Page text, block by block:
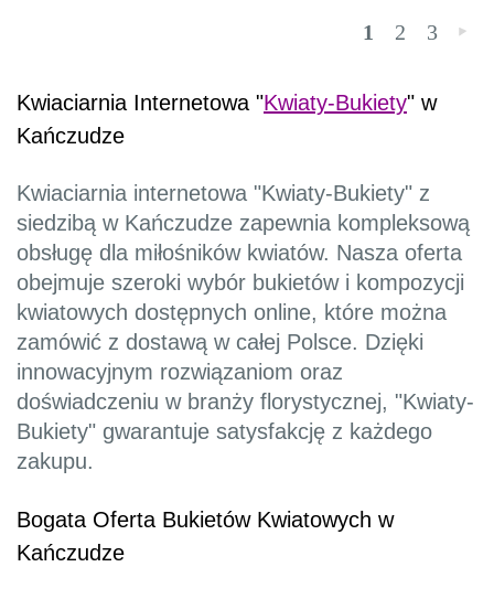
1 2 3 »
Kwiaciarnia Internetowa "Kwiaty-Bukiety" w
Kańczudze
Kwiaciarnia internetowa "Kwiaty-Bukiety" z
siedzibą w Kańczudze zapewnia kompleksową
obsługę dla miłośników kwiatów. Nasza oferta
obejmuje szeroki wybór bukietów i kompozycji
kwiatowych dostępnych online, które można
zamówić z dostawą w całej Polsce. Dzięki
innowacyjnym rozwiązaniom oraz
doświadczeniu w branży florystycznej, "Kwiaty-
Bukiety" gwarantuje satysfakcję z każdego
zakupu.
Bogata Oferta Bukietów Kwiatowych w
Kańczudze